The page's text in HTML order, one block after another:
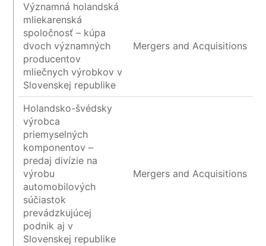
Významná holandská
mliekarenská
spoločnosť – kúpa
dvoch významných
producentov
mliečnych výrobkov v
Slovenskej republike
Mergers and Acquisitions
Holandsko-švédsky
výrobca
priemyselných
komponentov –
predaj divízie na
výrobu
automobilových
súčiastok
prevádzkujúcej
podnik aj v
Slovenskej republike
Mergers and Acquisitions